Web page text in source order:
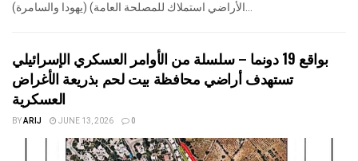
الأراضي استملاك للمصلحة العامة) (يهودا والسامرة)...
بواقع 19 دونما – سلسلة من الأوامر العسكري الإسرائيلي
تستهدف أراضي محافظة بيت لحم بذريعة الأغراض
العسكرية
BYARIJ JUNE 13, 2026 0